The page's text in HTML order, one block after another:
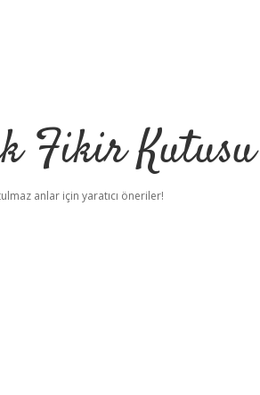
Fikir Kutusu
anlar için yaratıcı öneriler!